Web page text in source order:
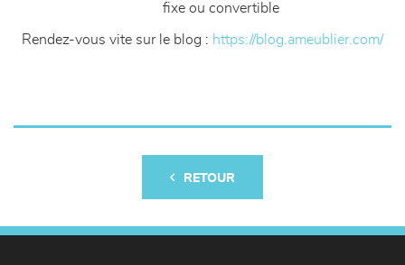
fixe ou convertible
Rendez-vous vite sur le blog : https://blog.ameublier.com/
RETOUR